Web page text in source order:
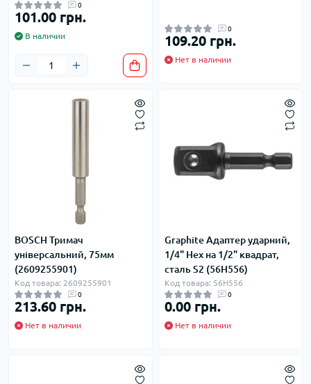
0
101.00 грн.
В наличии
0
109.20 грн.
Нет в наличии
BOSCH Тримач
універсальний, 75мм
(2609255901)
Код товара: 2609255901
0
213.60 грн.
Нет в наличии
Graphite Адаптер ударний,
1/4" Hex на 1/2" квадрат,
сталь S2 (56H556)
Код товара: 56H556
0
0.00 грн.
Нет в наличии